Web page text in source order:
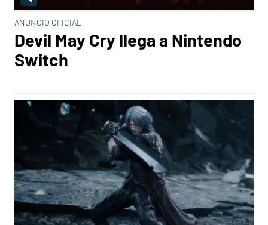
ANUNCIO OFICIAL
Devil May Cry llega a Nintendo
Switch